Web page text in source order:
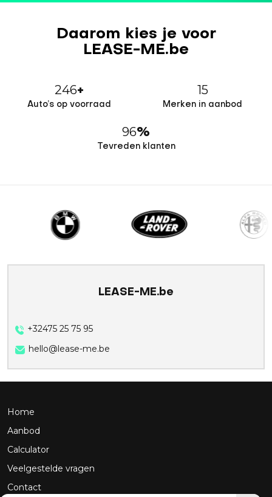
Daarom kies je voor
LEASE-ME.be
246+
Auto’s op voorraad
15
Merken in aanbod
96%
Tevreden klanten
LEASE-ME.be
+32475 25 75 95
hello@lease-me.be
Home
Aanbod
Calculator
Veelgestelde vragen
Contact